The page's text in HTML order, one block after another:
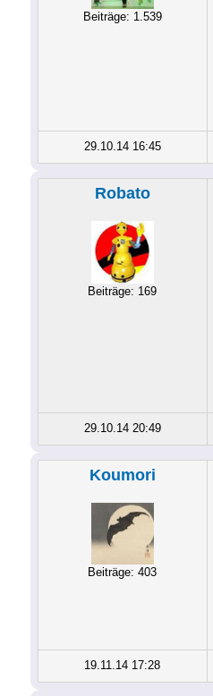
Beiträge: 1.539
29.10.14 16:45
Robato
Beiträge: 169
29.10.14 20:49
Koumori
Beiträge: 403
19.11.14 17:28